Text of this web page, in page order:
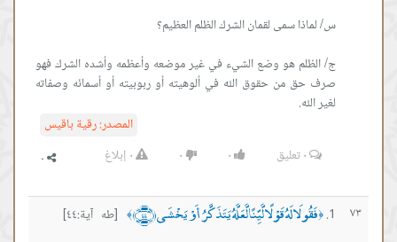
ج/ الظلم هو وضع الشيء في غير موضعه وأعظمه وأشده الشرك فهو
صرف حق من حقوق الله في ألوهيته أو ربوبيته أو أسمائه وصفاته
لغير الله.
المصدر:رقية باقيس
٠تعليق ٠ ٠ ٠ إبلاغ
٧٣ ﴿فَقُولَا لَهُ قَوْلًا لَّيِّنًا لَّعَلَّهُ يَتَذَكَّرُ أَوْ يَخْشَى ﴿٤٤﴾ ﴾
[طه آية:٤٤]